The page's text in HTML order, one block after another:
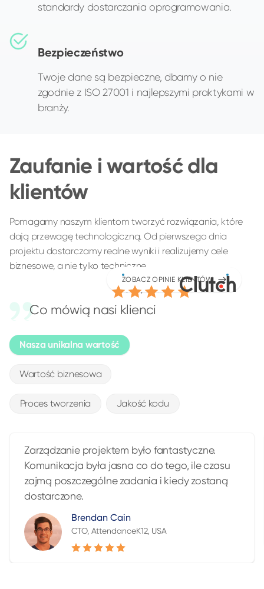
standardy dostarczania oprogramowania.
Bezpieczeństwo
Twoje dane są bezpieczne, dbamy o nie
zgodnie z ISO 27001 i najlepszymi praktykami w
branży.
Zaufanie i wartość dla
klientów
Pomagamy naszym klientom tworzyć rozwiązania, które
dają przewagę technologiczną. Od pierwszego dnia
projektu dostarczamy realne wyniki i realizujemy cele
biznesowe, a nie tylko techniczne.
4.9/5.0
ZOBACZ OPINIE KLIENTÓW
Co mówią nasi klienci
Nasza unikalna wartość
Wartość biznesowa
Proces tworzenia Jakość kodu
Zarządzanie projektem było fantastyczne.
Komunikacja była jasna co do tego, ile czasu
zajmą poszczególne zadania i kiedy zostaną
dostarczone.
Brendan Cain
CTO, AttendanceK12, USA